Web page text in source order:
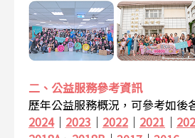
二、公益服務參考資訊
歷年公益服務概況，可參考如
2024｜ 2023 ｜ 2022 ｜ 2021 ｜